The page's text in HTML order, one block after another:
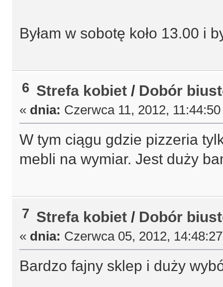
Byłam w sobotę koło 13.00 i
6 Strefa kobiet / Dobór
« dnia: Czerwca 11, 2012,
W tym ciągu gdzie pizzeria
mebli na wymiar. Jest duży
7 Strefa kobiet / Dobór
« dnia: Czerwca 05, 2012,
Bardzo fajny sklep i duży